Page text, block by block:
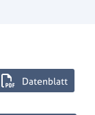
Datenblatt